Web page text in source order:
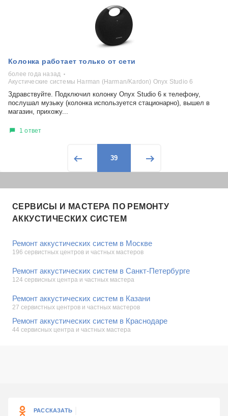
Колонка работает только от сети
более года назад
Акустические системы Harman (Harman/Kardon) Onyx Studio 6
Здравствуйте. Подключил колонку Onyx Studio 6 к телефону,
послушал музыку (колонка используется стационарно), вышел в
магазин, прихожу...
1 ответ
39
СЕРВИСЫ И МАСТЕРА ПО РЕМОНТУ
АККУСТИЧЕСКИХ СИСТЕМ
Ремонт аккустических систем в Москве
196 сервистных центров и частных мастеров
Ремонт аккустических систем в Санкт-Петербурге
124 сервисных центра и частных мастера
Ремонт аккустических систем в Казани
27 сервистных центров и частных мастеров
Ремонт аккустических систем в Краснодаре
44 сервисных центра и частных мастера
РАССКАЗАТЬ